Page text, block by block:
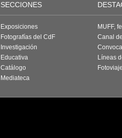
SECCIONES
Exposiciones
Fotografías del CdF
Investigación
Educativa
Catálogo
Mediateca
MUFF,
Canal
Líneas